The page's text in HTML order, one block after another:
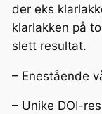
X
1
2
S
der eks
klarlakken på
slett resultat.
– Enestående
– Unike DOI-